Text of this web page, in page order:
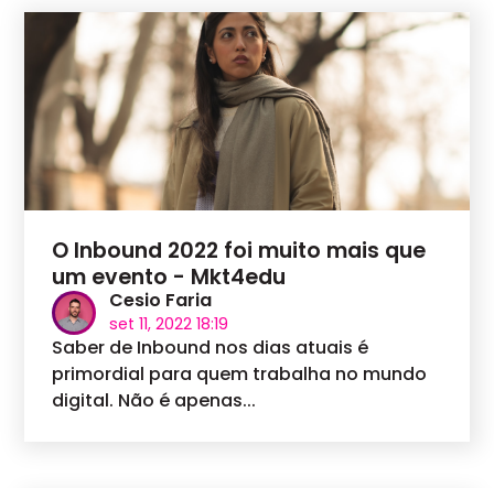
O Inbound 2022 foi muito mais que
um evento - Mkt4edu
Cesio Faria
set 11, 2022 18:19
Saber de Inbound nos dias atuais é
primordial para quem trabalha no mundo
digital. Não é apenas...